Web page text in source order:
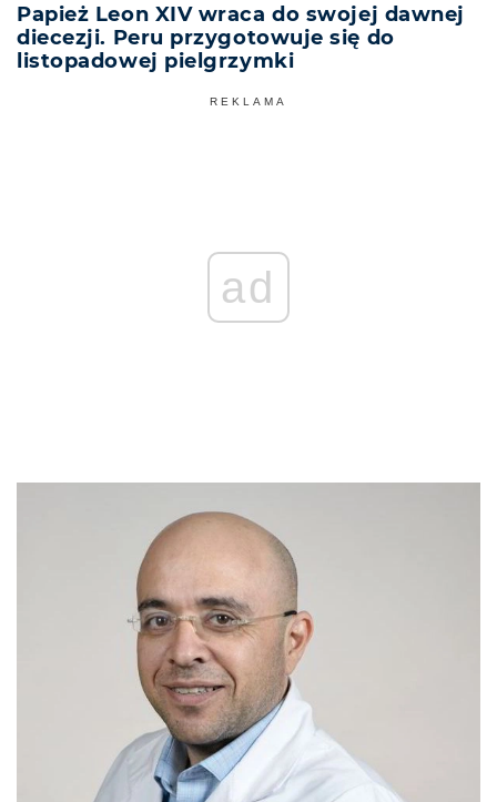
Papież Leon XIV wraca do swojej dawnej
diecezji. Peru przygotowuje się do
listopadowej pielgrzymki
REKLAMA
ad